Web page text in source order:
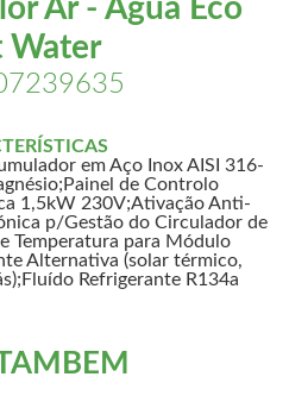
Ar - Àgua Eco
Water
em Aço Inox AISI 316-
de Controlo
1,5kW 230V;Ativação Anti-
p/Gestão do Circulador de
Temperatura para Módulo
Alternativa (solar térmico,
Refrigerante R134a